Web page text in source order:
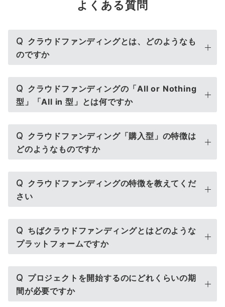
よくある質問
Q クラウドファンディングとは、どのようなも
のですか
Q クラウドファンディングの「All or Nothing
型」「All in 型」とは何ですか
Q クラウドファンディング「購入型」の特徴は
どのようなものですか
Q クラウドファンディングの特徴を教えてくだ
さい
Q ちばクラウドファンディングとはどのような
プラットフォームですか
Q プロジェクトを開始するのにどれくらいの期
間が必要ですか